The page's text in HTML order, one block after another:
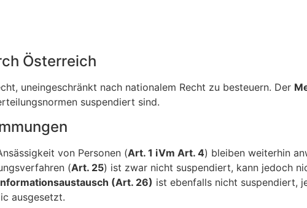
Österreich
uneingeschränkt nach nationalem Recht zu besteuern. Der
suspendiert sind.
von Personen (Art. 1 iVm Art. 4) bleiben weiterhin
(Art. 25) ist zwar nicht suspendiert, kann jedoch
(Art. 26) ist ebenfalls nicht suspendiert,
ausgesetzt.